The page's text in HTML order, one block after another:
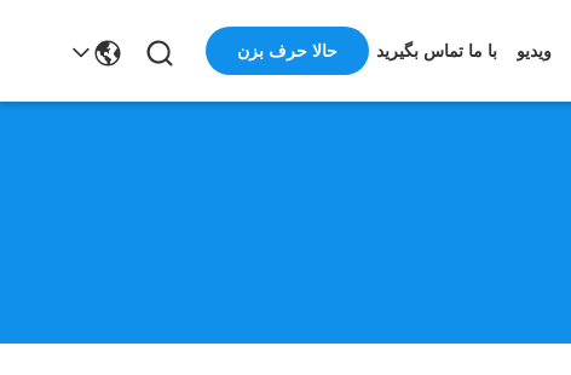
ویدیو با ما تماس بگیرید حالا حرف بزن